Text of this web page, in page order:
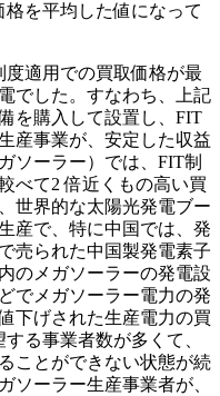
を平均した値になって
度適用での買取価格が最
でした。すなわち、上記
を購入して設置し、FIT
産事業が、安定した収益
ソーラー）では、FIT制
べて2 倍近くもの高い買
世界的な太陽光発電ブー
産で、特に中国では、発
売られた中国製発電素子
のメガソーラーの発電設
でメガソーラー電力の発
下げされた生産電力の買
る事業者数が多くて、
ことができない状態が続
ソーラー生産事業者が、